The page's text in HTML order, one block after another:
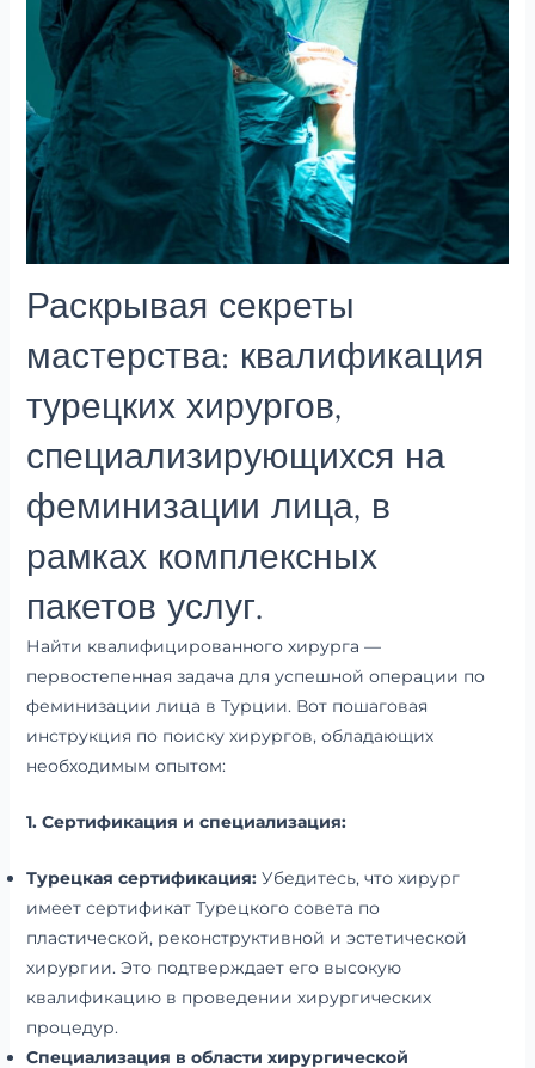
Раскрывая секреты
мастерства: квалификация
турецких хирургов,
специализирующихся на
феминизации лица, в
рамках комплексных
пакетов услуг.
Найти квалифицированного хирурга —
первостепенная задача для успешной операции по
феминизации лица в Турции. Вот пошаговая
инструкция по поиску хирургов, обладающих
необходимым опытом:
1. Сертификация и специализация:
Турецкая сертификация:Убедитесь, что хирург
имеет сертификат Турецкого совета по
пластической, реконструктивной и эстетической
хирургии. Это подтверждает его высокую
квалификацию в проведении хирургических
процедур.
Специализация в области хирургической